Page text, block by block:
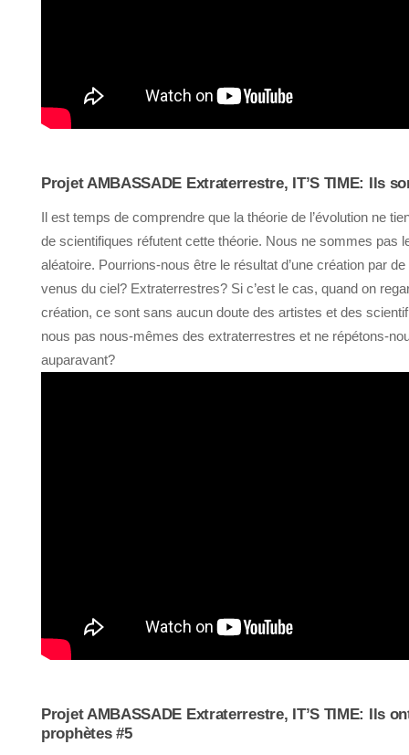
Projet AMBASSADE Extraterrestre, IT’S TIME: Ils
Il est temps de comprendre que la théorie de l’évolution ne
de scientifiques réfutent cette théorie. Nous ne sommes pas
aléatoire. Pourrions-nous être le résultat d’une création par
venus du ciel? Extraterrestres? Si c’est le cas, quand on
création, ce sont sans aucun doute des artistes et des
nous pas nous-mêmes des extraterrestres et ne répétons-
auparavant?
Projet AMBASSADE Extraterrestre, IT’S TIME: Ils
prophètes #5